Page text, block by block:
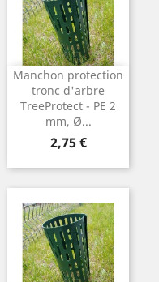
Manchon protection
tronc d'arbre
TreeProtect - PE 2
mm, Ø...
Prix
2,75 €